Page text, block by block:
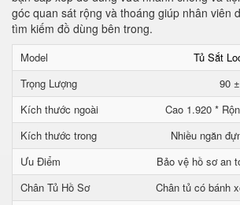
góc quan sát rộng và thoáng giúp nhân viên
tìm kiếm đồ dùng bên trong.
Model
Tủ Sắt
Trọng Lượng
90
Kích thước ngoài
Cao 1.920 *
Kích thước trong
Nhiều ngăn
Ưu Điểm
Bảo vệ hồ sơ an
Chân Tủ Hồ Sơ
Chân tủ có bánh